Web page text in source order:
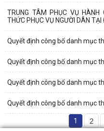
TRUNG TÂM PHỤC VỤ HÀNH
THỨC PHỤC VỤ NGƯỜI DÂN
Quyết định công bố danh mục
Quyết định công bố danh mục
Quyết định công bố danh mục
Quyết định công bố danh mục
1 2